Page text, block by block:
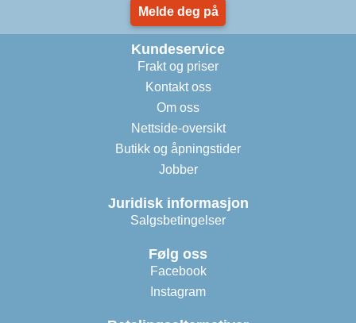
Melde deg på
Kundeservice
Frakt og priser
Kontakt oss
Om oss
Nettside-oversikt
Butikk og åpningstider
Jobber
Juridisk informasjon
Salgsbetingelser
Følg oss
Facebook
Instagram